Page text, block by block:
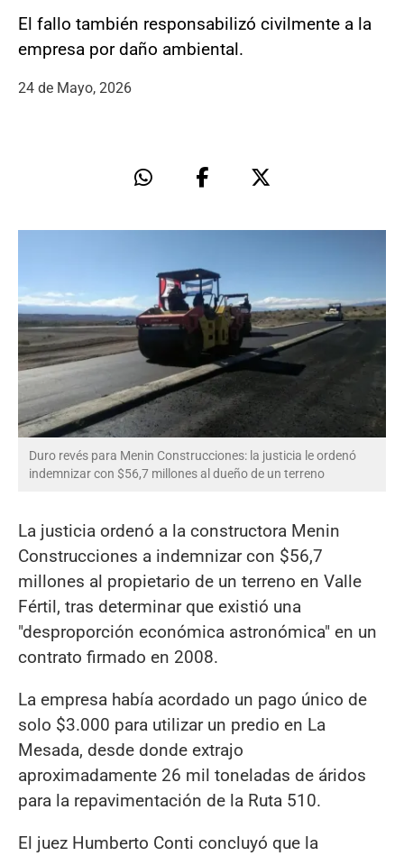
El fallo también responsabilizó civilmente a la
empresa por daño ambiental.
24 de Mayo, 2026
Duro revés para Menin Construcciones: la justicia le ordenó
indemnizar con $56,7 millones al dueño de un terreno
La justicia ordenó a la constructora Menin
Construcciones a indemnizar con $56,7
millones al propietario de un terreno en Valle
Fértil, tras determinar que existió una
"desproporción económica astronómica" en un
contrato firmado en 2008.
La empresa había acordado un pago único de
solo $3.000 para utilizar un predio en La
Mesada, desde donde extrajo
aproximadamente 26 mil toneladas de áridos
para la repavimentación de la Ruta 510.
El juez Humberto Conti concluyó que la